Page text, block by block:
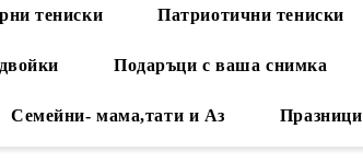
тениски Патриотични тениски
Подаръци с ваша снимка
Семейни- мама,тати и Аз Празници